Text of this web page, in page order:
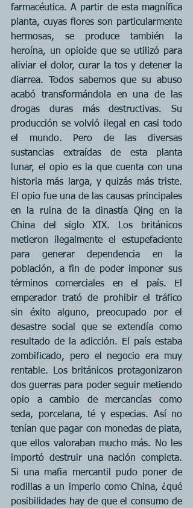
farmacéutica. A partir de esta magnífica
planta, cuyas flores son particularmente
hermosas, se produce también la
heroína, un opioide que se utilizó para
aliviar el dolor, curar la tos y detener la
diarrea. Todos sabemos que su abuso
acabó transformándola en una de las
drogas duras más destructivas. Su
producción se volvió ilegal en casi todo
el mundo. Pero de las diversas
sustancias extraídas de esta planta
lunar, el opio es la que cuenta con una
historia más larga, y quizás más triste.
El opio fue una de las causas principales
en la ruina de la dinastía Qing en la
China del siglo XIX. Los británicos
metieron ilegalmente el estupefaciente
para generar dependencia en la
población, a fin de poder imponer sus
términos comerciales en el país. El
emperador trató de prohibir el tráfico
sin éxito alguno, preocupado por el
desastre social que se extendía como
resultado de la adicción. El país estaba
zombificado, pero el negocio era muy
rentable. Los británicos protagonizaron
dos guerras para poder seguir metiendo
opio a cambio de mercancías como
seda, porcelana, té y especias. Así no
tenían que pagar con monedas de plata,
que ellos valoraban mucho más. No les
importó destruir una nación completa.
Si una mafia mercantil pudo poner de
rodillas a un imperio como China, ¿qué
posibilidades hay de que el consumo de